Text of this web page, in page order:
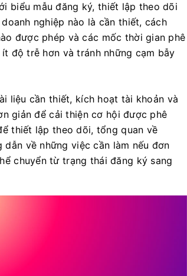
biểu mẫu đăng ký, thiết lập theo dõi
nghiệp nào là cần thiết, cách
được phép và các mốc thời gian phê
độ trễ hơn và tránh những cạm bẫy
liệu cần thiết, kích hoạt tài khoản và
giản để cải thiện cơ hội được phê
thiết lập theo dõi, tổng quan về
về những việc cần làm nếu đơn
chuyển từ trạng thái đăng ký sang